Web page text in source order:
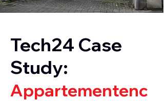
Tech24 Case
Study:
Appartementenc